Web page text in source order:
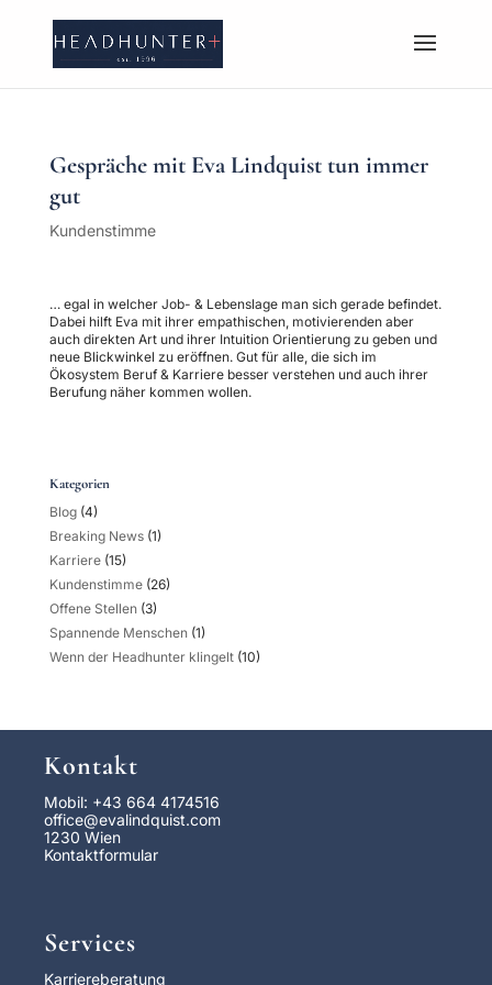
Gespräche mit Eva Lindquist tun immer
gut
Kundenstimme
… egal in welcher Job- & Lebenslage man sich gerade befindet.
Dabei hilft Eva mit ihrer empathischen, motivierenden aber
auch direkten Art und ihrer Intuition Orientierung zu geben und
neue Blickwinkel zu eröffnen. Gut für alle, die sich im
Ökosystem Beruf & Karriere besser verstehen und auch ihrer
Berufung näher kommen wollen.
Kategorien
Blog(4)
Breaking News(1)
Karriere(15)
Kundenstimme(26)
Offene Stellen(3)
Spannende Menschen(1)
Wenn der Headhunter klingelt(10)
Kontakt
Mobil: +43 664 4174516
office@evalindquist.com
1230 Wien
Kontaktformular
Services
Karriereberatung